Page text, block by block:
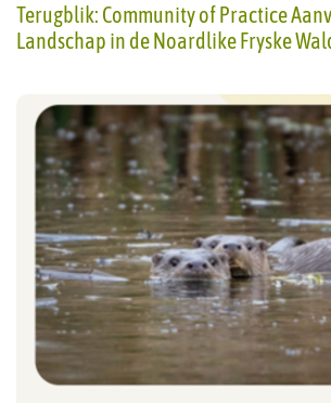
Terugblik: Community of Practice
Landschap in de Noardlike Fryske